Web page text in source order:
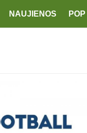
NAUJIENOS POP